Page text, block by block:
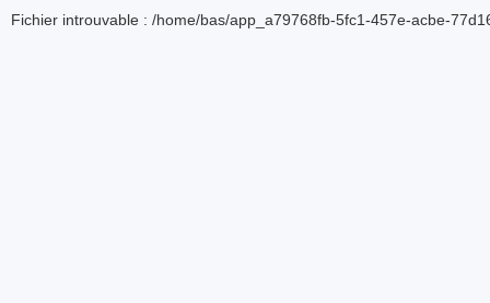
Fichier introuvable : /home/bas/app_a79768fb-5fc1-457e-acbe-